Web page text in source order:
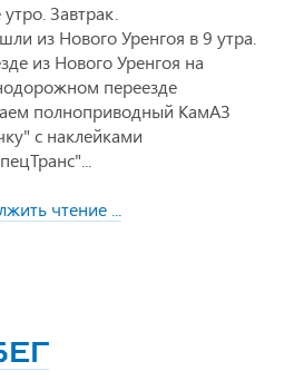
Завтрак.
из Нового Уренгоя в 9 утра.
из Нового Уренгоя на
переезде
полноприводный КамАЗ
с наклейками
чтение ...